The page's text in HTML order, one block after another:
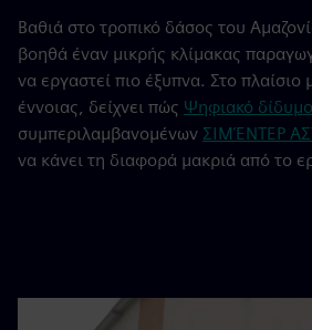
Βαθιά στο τροπικό δάσος του
βοηθά έναν μικρής κλίμακας
να εργαστεί πιο έξυπνα. Στο πλαίσιο
έννοιας, δείχνει πώς Ψηφιακό δίδυμο
συμπεριλαμβανομένων ΣΙΜΈΝΤΕΡ
να κάνει τη διαφορά μακριά από το